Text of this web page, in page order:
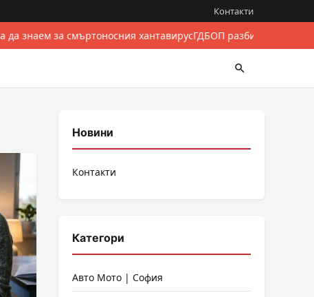
Контакти
да знаем за смъртоносния хантавирусГДБОП разби
Новини
Контакти
Категори
Авто Мото | София